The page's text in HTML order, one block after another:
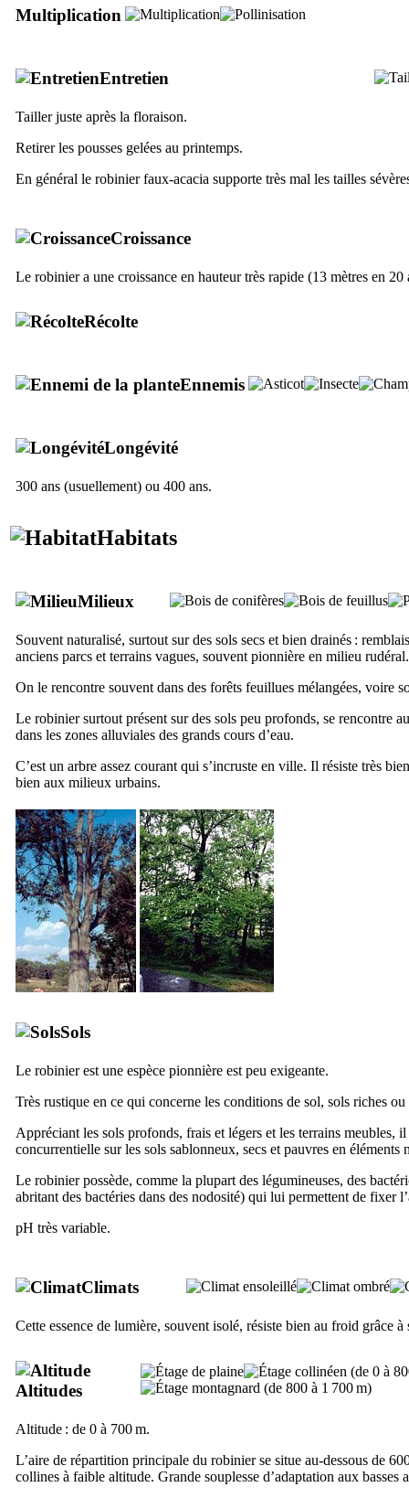
Multiplication
Entretien
Tailler juste après la floraison.
Retirer les pousses gelées au printemps.
En général le robinier faux-acacia supporte très mal les tailles
Croissance
Le robinier a une croissance en hauteur très rapide (13 mètres en
Récolte
Ennemis
Longévité
300 ans (usuellement) ou 400 ans.
Habitats
Milieux
Souvent naturalisé, surtout sur des sols secs et bien drainés :
anciens parcs et terrains vagues, souvent pionnière en milieu rudéral.
On le rencontre souvent dans des forêts feuillues mélangées, voire
Le robinier surtout présent sur des sols peu profonds, se rencontre
dans les zones alluviales des grands cours d’eau.
C’est un arbre assez courant qui s’incruste en ville. Il résiste très
bien aux milieux urbains.
Sols
Le robinier est une espèce pionnière est peu exigeante.
Très rustique en ce qui concerne les conditions de sol, sols riches
Appréciant les sols profonds, frais et légers et les terrains meubles,
concurrentielle sur les sols sablonneux, secs et pauvres en
Le robinier possède, comme la plupart des légumineuses, des
abritant des bactéries dans des nodosité) qui lui permettent de fixer
pH très variable.
Climats
Cette essence de lumière, souvent isolé, résiste bien au froid grâce
Altitudes
Altitude : de 0 à 700 m.
L’aire de répartition principale du robinier se situe au-dessous de
collines à faible altitude. Grande souplesse d’adaptation aux basses